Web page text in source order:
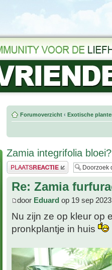
Forumoverzicht ‹ Exotische
Zamia integrifolia bloei?
Plaats een reactie
Re: Zamia
door Eduard op 19 sep
Nu zijn ze op kleur op
pronkplantje in huis